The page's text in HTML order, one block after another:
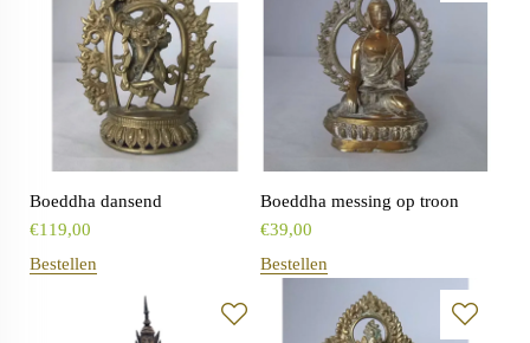
Boeddha dansend
€119,00
Bestellen
Boeddha messing op troon
€39,00
Bestellen